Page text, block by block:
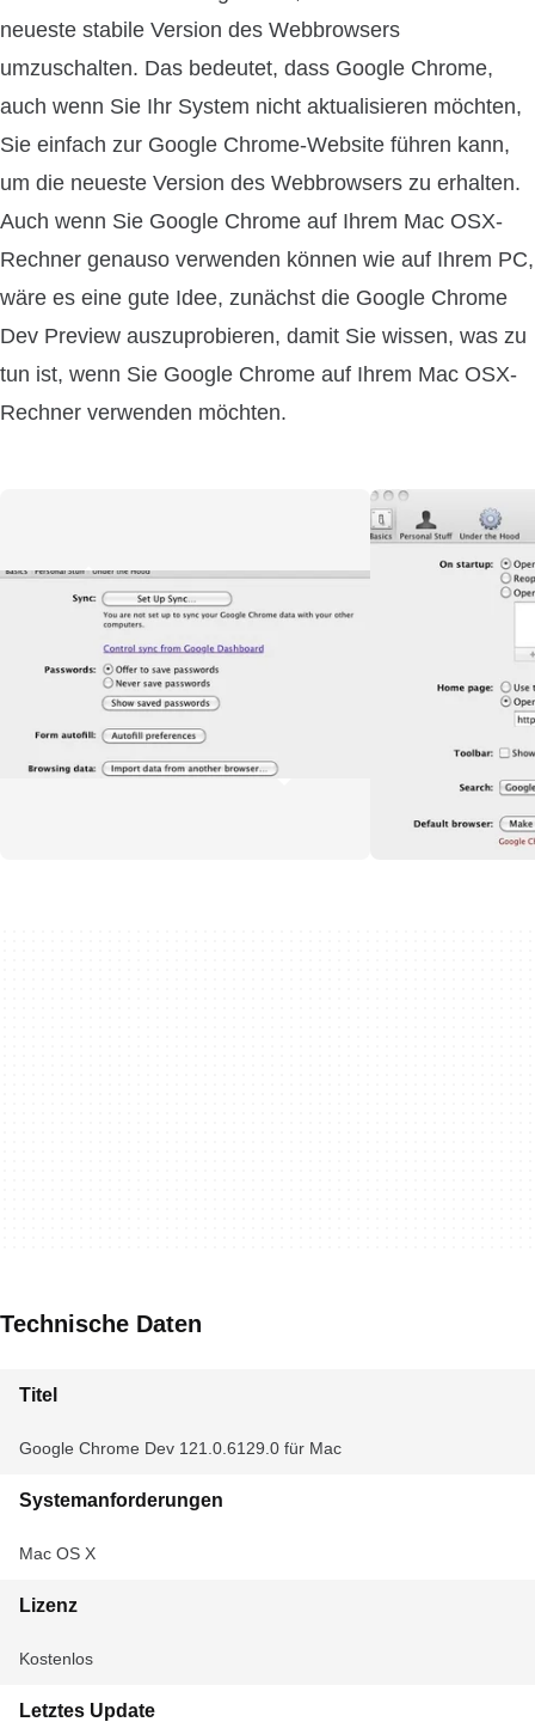
neueste stabile Version des Webbrowsers
umzuschalten. Das bedeutet, dass Google Chrome,
auch wenn Sie Ihr System nicht aktualisieren möchten,
Sie einfach zur Google Chrome-Website führen kann,
um die neueste Version des Webbrowsers zu erhalten.
Auch wenn Sie Google Chrome auf Ihrem Mac OSX-
Rechner genauso verwenden können wie auf Ihrem PC,
wäre es eine gute Idee, zunächst die Google Chrome
Dev Preview auszuprobieren, damit Sie wissen, was zu
tun ist, wenn Sie Google Chrome auf Ihrem Mac OSX-
Rechner verwenden möchten.
Technische Daten
Titel
Google Chrome Dev 121.0.6129.0 für Mac
Systemanforderungen
Mac OS X
Lizenz
Kostenlos
Letztes Update